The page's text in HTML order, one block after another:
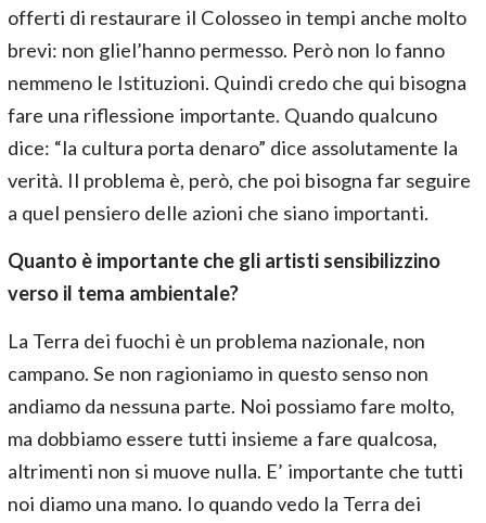
offerti di restaurare il Colosseo in tempi anche molto
brevi: non gliel’hanno permesso. Però non lo fanno
nemmeno le Istituzioni. Quindi credo che qui bisogna
fare una riflessione importante. Quando qualcuno
dice: “la cultura porta denaro” dice assolutamente la
verità. Il problema è, però, che poi bisogna far seguire
a quel pensiero delle azioni che siano importanti.
Quanto è importante che gli artisti sensibilizzino
verso il tema ambientale?
La Terra dei fuochi è un problema nazionale, non
campano. Se non ragioniamo in questo senso non
andiamo da nessuna parte. Noi possiamo fare molto,
ma dobbiamo essere tutti insieme a fare qualcosa,
altrimenti non si muove nulla. E’ importante che tutti
noi diamo una mano. Io quando vedo la Terra dei